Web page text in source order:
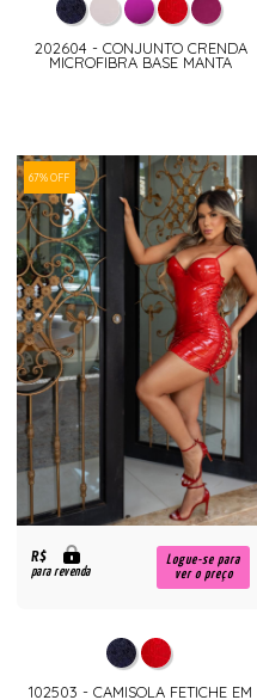
202604 - CONJUNTO CRENDA
MICROFIBRA BASE MANTA
67% OFF
R$
para revenda
Logue-se para
ver o preço
102503 - CAMISOLA FETICHE EM